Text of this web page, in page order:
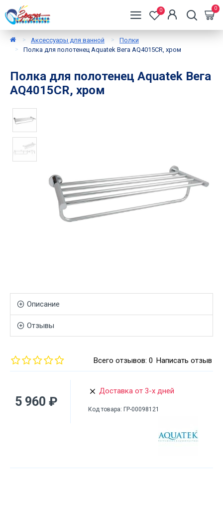
0 0
Аксессуары для ванной
Полки
Полка для полотенец Aquatek Вега AQ4015CR, хром
Полка для полотенец Aquatek Вега
AQ4015CR, хром
Описание
Отзывы
Всего отзывов: 0 Написать отзыв
5 960 ₽
Доставка от 3-х дней
Код товара: ГР-00098121